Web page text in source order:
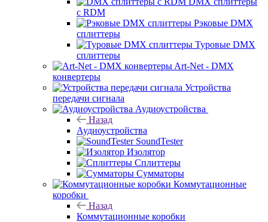
с RDM
Рэковые DMX
сплиттеры
Туровые DMX
сплиттеры
Art-Net - DMX
конвертеры
Устройства
передачи сигнала
Аудиоустройства
Назад
Аудиоустройства
SoundTester
Изолятор
Сплиттеры
Сумматоры
Коммутационные
коробки
Назад
Коммутационные коробки